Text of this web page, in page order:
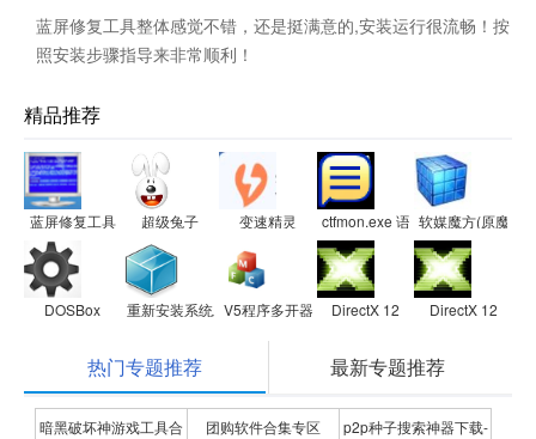
蓝屏修复工具整体感觉不错，还是挺满意的,安装运行很流畅！按
照安装步骤指导来非常顺利！
精品推荐
蓝屏修复工具 超级兔子 变速精灵 ctfmon.exe 语言栏修复工具
软媒魔方(原魔方
DOSBox 重新安装系统工具V5程序多开器 DirectX 12 DirectX 12
热门专题推荐 最新专题推荐
暗黑破坏神游戏工具合
团购软件合集专区
p2p种子搜索神器下载-